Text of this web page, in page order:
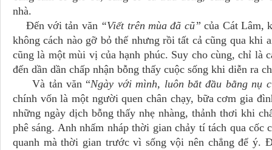
nhà.
Đến với tản văn “Viết trên mùa đã cũ”của Cát Lâm,
không cách nào gỡ bỏ thế nhưng rồi tất cả cũng qua khi
cũng là một mùi vị của hạnh phúc. Suy cho cùng, chỉ là
đến dần dần chấp nhận bỗng thấy cuộc sống khi diễn ra
Và tản văn “Ngày với mình, luôn bắt đầu bằng nụ
chính vốn là một người quen chân chạy, bữa cơm gia
những ngày dịch bỗng thấy nhẹ nhàng, thảnh thơi khi
phê sáng. Anh nhấm nháp thời gian chảy tí tách qua
quanh mà thời gian trước vì sống vội nên chẳng để ý.